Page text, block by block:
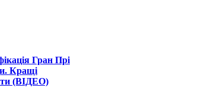
Гран Прі
Кращі
(ВІДЕО)